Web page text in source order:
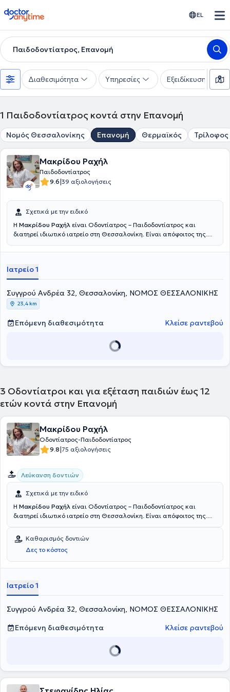
doctoranytime EL
Παιδοδοντίατρος, Επανομή
Διαθεσιμότητα Υπηρεσίες Εξειδίκευση
1 Παιδοδοντίατρος κοντά στην Επανομή
Νομός Θεσσαλονίκης Επανομή Θερμαϊκός Τρίλοφος
Μακρίδου Ραχήλ
Παιδοδοντίατρος
9.6|39 αξιολογήσεις
Σχετικά με την ειδικό
Η Μακρίδου Ραχήλ είναι Οδοντίατρος – Παιδοδοντίατρος και
διατηρεί ιδιωτικό ιατρείο στη Θεσσαλονίκη. Είναι απόφοιτος της
Θεσσαλονίκης και έχει μετεκπαιδευθεί στην παιδοδοντιατρική στην
Leeds της Αγγλίας. Διαθέτει μακρόχρονη ακαδημαϊκή και
επαγγελματική εμπειρία στο χώρο και στο ιατρείο της καλύπτει τις
ανάγκες παιδιών και ενηλίκων.
Ιατρείο 1
Συγγρού Ανδρέα 32, Θεσσαλονίκη, ΝΟΜΟΣ ΘΕΣΣΑΛΟΝΙΚΗΣ
23,4 km
Επόμενη διαθεσιμότητα Κλείσε ραντεβού
3 Οδοντίατροι και για εξέταση παιδιών έως 12
ετών κοντά στην Επανομή
Μακρίδου Ραχήλ
Οδοντίατρος-Παιδοδοντίατρος
9.8|75 αξιολογήσεις
Λεύκανση δοντιών
Σχετικά με την ειδικό
Η Μακρίδου Ραχήλ είναι Οδοντίατρος – Παιδοδοντίατρος και
διατηρεί ιδιωτικό ιατρείο στη Θεσσαλονίκη. Είναι απόφοιτος της
Θεσσαλονίκης και έχει μετεκπαιδευθεί στην παιδοδοντιατρική στην
Οδοντιατρική Σχολή Aarhus της Δανίας και στο Πανεπιστήμιο
Leeds της Αγγλίας. Διαθέτει μακρόχρονη ακαδημαϊκή και
επαγγελματική εμπειρία στο χώρο και στο ιατρείο της καλύπτει τις
Καθαρισμός δοντιών
Δες το κόστος
Ιατρείο 1
Συγγρού Ανδρέα 32, Θεσσαλονίκη, ΝΟΜΟΣ ΘΕΣΣΑΛΟΝΙΚΗΣ
Επόμενη διαθεσιμότητα
Κλείσε ραντεβού